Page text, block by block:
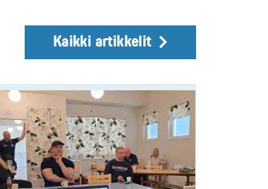
Kaikki artikkelit